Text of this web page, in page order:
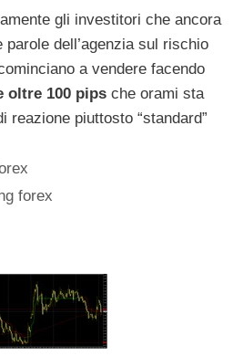
gli investitori che ancora
dell’agenzia sul rischio
a vendere facendo
oltre 100 pips che orami sta
reazione piuttosto “standard”
forex